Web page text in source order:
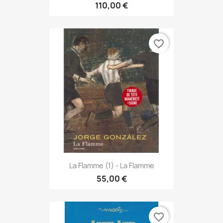
110,00 €
La Flamme (1) - La Flamme
55,00 €
favorite_border
favorite_border